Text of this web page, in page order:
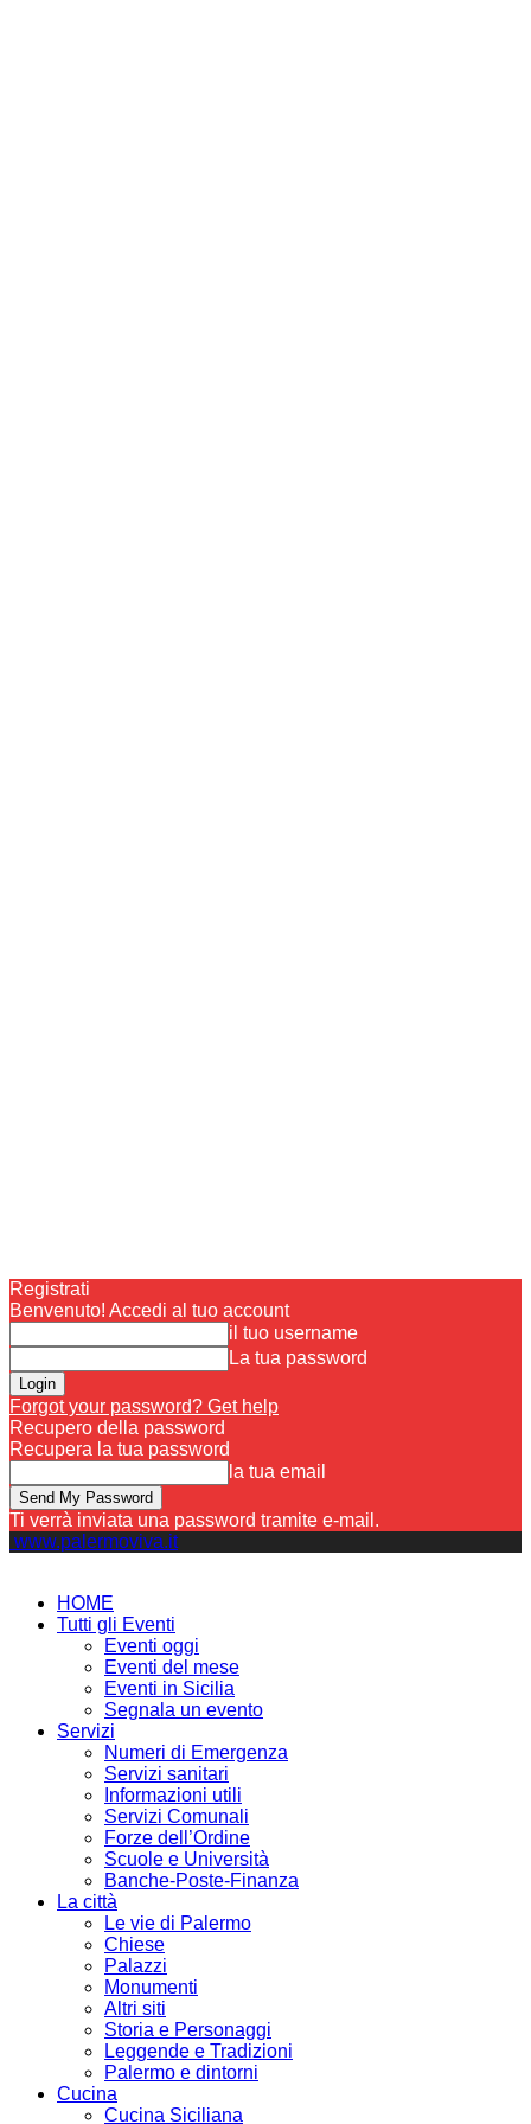
Registrati
Benvenuto! Accedi al tuo account
il tuo username
La tua password
Forgot your password? Get help
Recupero della password
Recupera la tua password
la tua email
Ti verrà inviata una password tramite e-mail.
www.palermoviva.it
HOME
Tutti gli Eventi
Eventi oggi
Eventi del mese
Eventi in Sicilia
Segnala un evento
Servizi
Numeri di Emergenza
Servizi sanitari
Informazioni utili
Servizi Comunali
Forze dell’Ordine
Scuole e Università
Banche-Poste-Finanza
La città
Le vie di Palermo
Chiese
Palazzi
Monumenti
Altri siti
Storia e Personaggi
Leggende e Tradizioni
Palermo e dintorni
Cucina
Cucina Siciliana